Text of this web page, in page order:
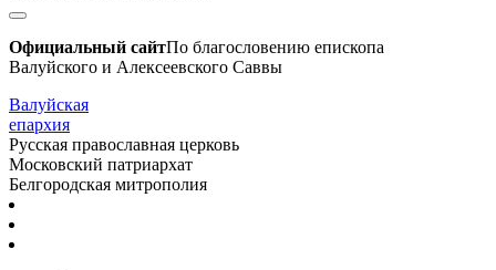
Официальный сайтПо благословению епископа
Валуйского и Алексеевского Саввы
Валуйская
епархия
Русская православная церковь
Московский патриархат
Белгородская митрополия